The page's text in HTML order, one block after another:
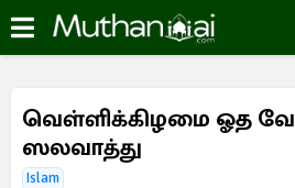
வெள்ளிக்கிழமை ஓத
ஸலவாத்து
Islam